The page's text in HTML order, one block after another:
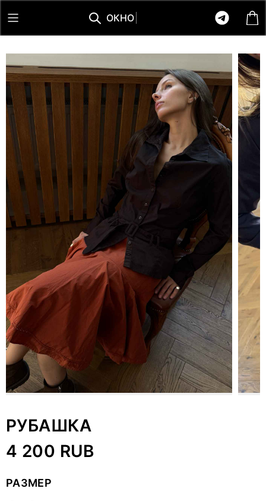
ОКНО
РУБАШКА
4 200 RUB
РАЗМЕР